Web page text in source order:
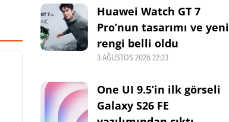
Huawei Watch GT 7
Pro’nun tasarımı ve yeni
rengi belli oldu
3 AĞUSTOS 2026 22:23
One UI 9.5’in ilk görseli
Galaxy S26 FE